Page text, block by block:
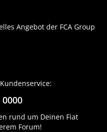
Angebot der FCA Group
0000
rund um Deinen Fiat
Forum!